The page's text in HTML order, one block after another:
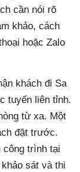
cần nói rõ
khảo, cách
hoặc Zalo
khách đi Sa
tuyến liên tỉnh.
từ xa. Một
đặt trước.
công trình tại
sát và thi